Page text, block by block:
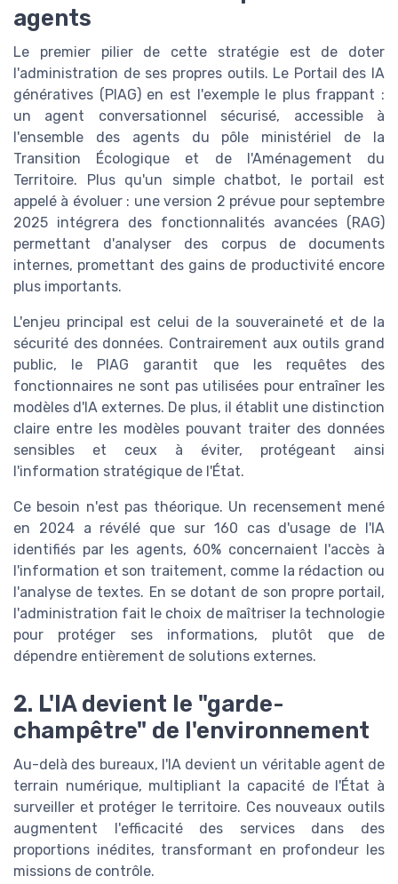
agents
Le premier pilier de cette stratégie est de doter
l'administration de ses propres outils. Le Portail des IA
génératives (PIAG) en est l'exemple le plus frappant :
un agent conversationnel sécurisé, accessible à
l'ensemble des agents du pôle ministériel de la
Transition Écologique et de l'Aménagement du
Territoire. Plus qu'un simple chatbot, le portail est
appelé à évoluer : une version 2 prévue pour septembre
2025 intégrera des fonctionnalités avancées (RAG)
permettant d'analyser des corpus de documents
internes, promettant des gains de productivité encore
plus importants.
L'enjeu principal est celui de la souveraineté et de la
sécurité des données. Contrairement aux outils grand
public, le PIAG garantit que les requêtes des
fonctionnaires ne sont pas utilisées pour entraîner les
modèles d'IA externes. De plus, il établit une distinction
claire entre les modèles pouvant traiter des données
sensibles et ceux à éviter, protégeant ainsi
l'information stratégique de l'État.
Ce besoin n'est pas théorique. Un recensement mené
en 2024 a révélé que sur 160 cas d'usage de l'IA
identifiés par les agents, 60% concernaient l'accès à
l'information et son traitement, comme la rédaction ou
l'analyse de textes. En se dotant de son propre portail,
l'administration fait le choix de maîtriser la technologie
pour protéger ses informations, plutôt que de
dépendre entièrement de solutions externes.
2. L'IA devient le "garde-
champêtre" de l'environnement
Au-delà des bureaux, l'IA devient un véritable agent de
terrain numérique, multipliant la capacité de l'État à
surveiller et protéger le territoire. Ces nouveaux outils
augmentent l'efficacité des services dans des
proportions inédites, transformant en profondeur les
missions de contrôle.